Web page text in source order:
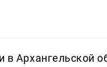
в Архангельской